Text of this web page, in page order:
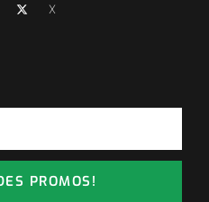
X
PROMOS!